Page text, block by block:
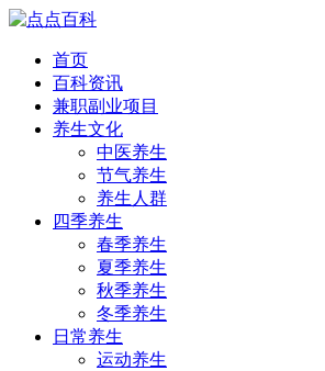
首页
百科资讯
兼职副业项目
养生文化
中医养生
节气养生
养生人群
四季养生
春季养生
夏季养生
秋季养生
冬季养生
日常养生
运动养生